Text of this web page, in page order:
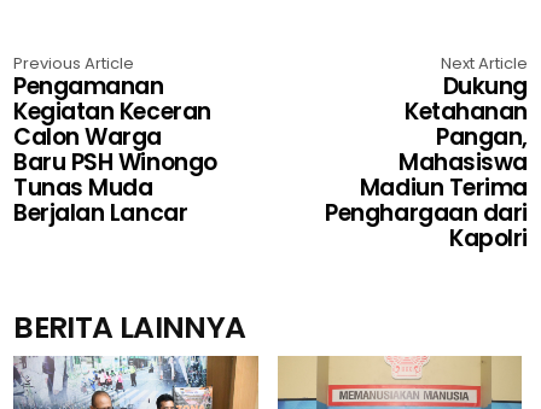
Previous Article
Pengamanan
Kegiatan Keceran
Calon Warga
Baru PSH Winongo
Tunas Muda
Berjalan Lancar
Next Article
Dukung
Ketahanan
Pangan,
Mahasiswa
Madiun Terima
Penghargaan dari
Kapolri
BERITA LAINNYA